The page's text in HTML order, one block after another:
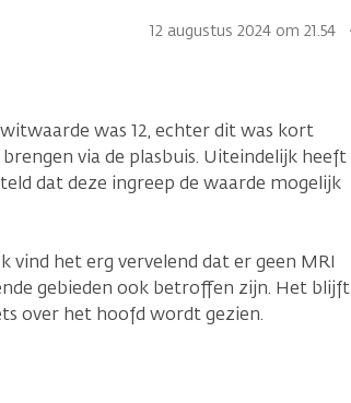
12 augustus 2024 om 21.54
was 12, echter dit was kort
via de plasbuis. Uiteindelijk heeft
dat deze ingreep de waarde mogelijk
vind het erg vervelend dat er geen MRI
gebieden ook betroffen zijn. Het blijft
over het hoofd wordt gezien.